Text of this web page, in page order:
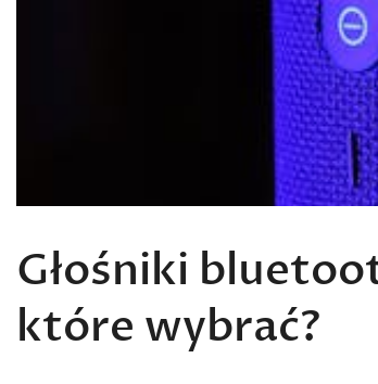
Głośniki
które wybrać?